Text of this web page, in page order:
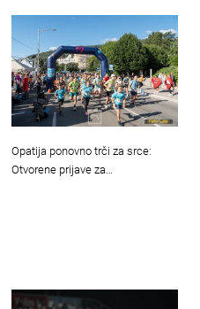
Opatija ponovno trči za srce:
Otvorene prijave za…